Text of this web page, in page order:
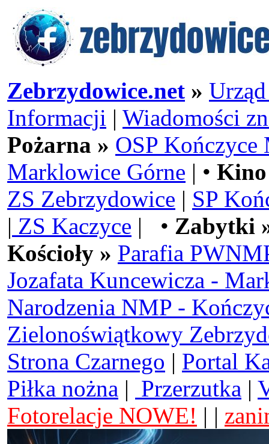
Zebrzydowice.net »
Informacji | Wiadomości
Pożarna » OSP Kończyce
Marklowice Górne | •
ZS Zebrzydowice | SP
| ZS Kaczyce | • Zabytki
Kościoły » Parafia
Jozafata Kuncewicza -
Narodzenia NMP -
Zielonoświątkowy
Strona Czarnego | Portal
Piłka nożna | Przerzutka |
Fotorelacje NOWE! | |